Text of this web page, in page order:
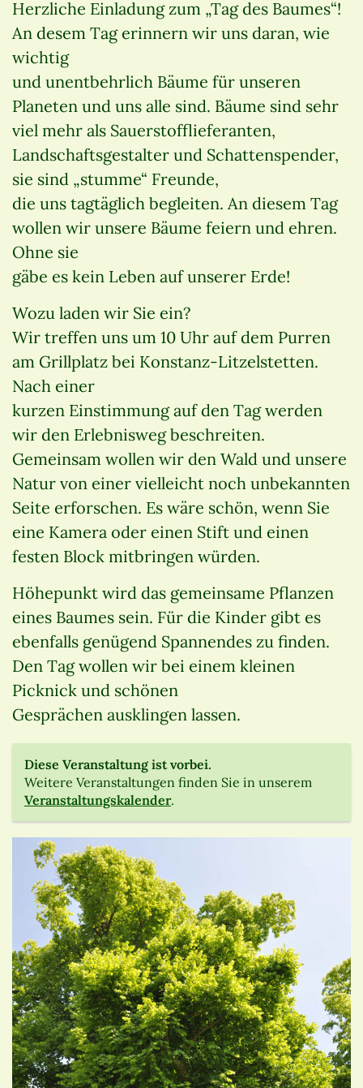
Herzliche Einladung zum „Tag des Baumes“!
An desem Tag erinnern wir uns daran, wie
wichtig
und unentbehrlich Bäume für unseren
Planeten und uns alle sind. Bäume sind sehr
viel mehr als Sauerstofflieferanten,
Landschaftsgestalter und Schattenspender,
sie sind „stumme“ Freunde,
die uns tagtäglich begleiten. An diesem Tag
wollen wir unsere Bäume feiern und ehren.
Ohne sie
gäbe es kein Leben auf unserer Erde!
Wozu laden wir Sie ein?
Wir treffen uns um 10 Uhr auf dem Purren
am Grillplatz bei Konstanz-Litzelstetten.
Nach einer
kurzen Einstimmung auf den Tag werden
wir den Erlebnisweg beschreiten.
Gemeinsam wollen wir den Wald und unsere
Natur von einer vielleicht noch unbekannten
Seite erforschen. Es wäre schön, wenn Sie
eine Kamera oder einen Stift und einen
festen Block mitbringen würden.
Höhepunkt wird das gemeinsame Pflanzen
eines Baumes sein. Für die Kinder gibt es
ebenfalls genügend Spannendes zu finden.
Den Tag wollen wir bei einem kleinen
Picknick und schönen
Gesprächen ausklingen lassen.
Diese Veranstaltung ist vorbei.
Weitere Veranstaltungen finden Sie in unserem
Veranstaltungskalender.